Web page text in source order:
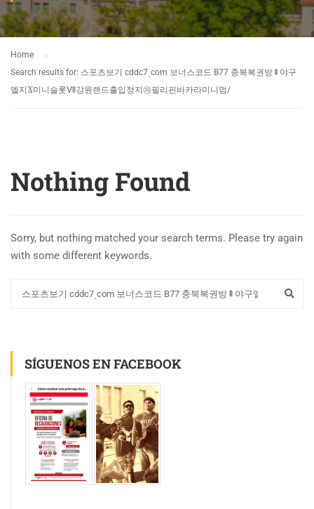
Home
Search results for: 스포츠보기 cddc7͵com 보너스코드 B77 충북복권방⇞야구
엘지Ϫ미니슬롯Ⅶ강원랜드출입정지㉶필리핀바카라미니멈/
Nothing Found
Sorry, but nothing matched your search terms. Please try again
with some different keywords.
SÍGUENOS EN FACEBOOK